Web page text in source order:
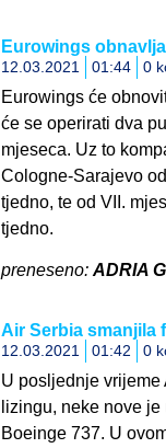
Eurowings
12.03.2021 01:44 0
Eurowings će
će se operirati dva
mjeseca. Uz to
Cologne-Sarajevo
tjedno, te od VII.
tjedno.
preneseno: ADRIA
Air Serbia smanjila
12.03.2021 01:42 0
U posljednje vrijeme
lizingu, neke nove
Boeinge 737. U